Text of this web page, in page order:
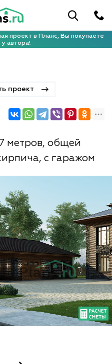
проект в Планс, Вы покупаете
автора!
проект
метров, общей
с гаражом